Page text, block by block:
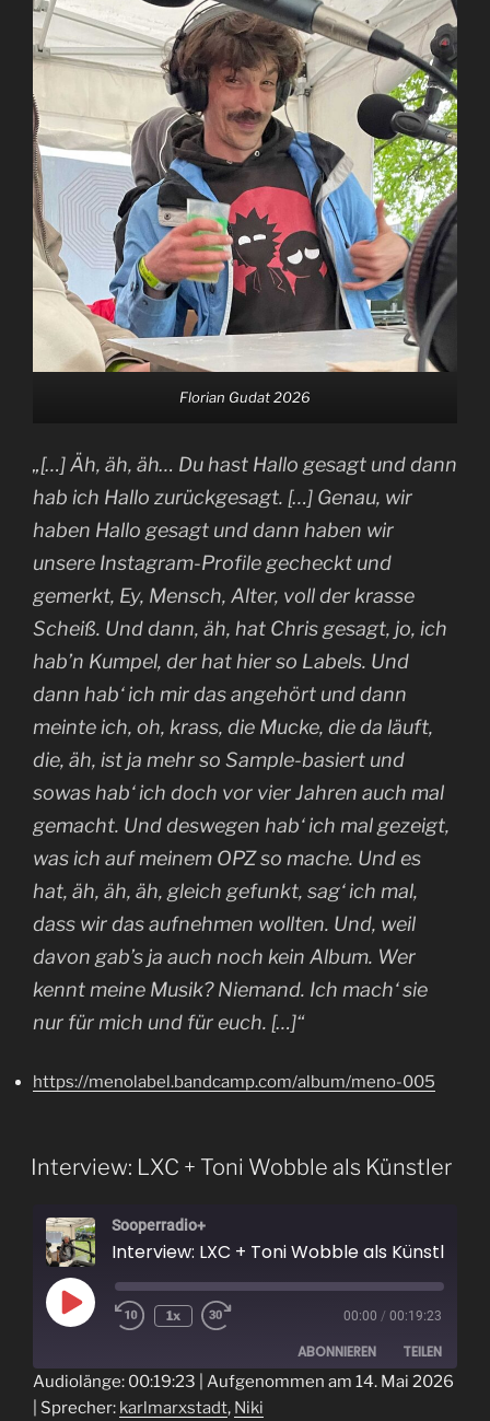
Florian Gudat 2026
„[…] Äh, äh, äh… Du hast Hallo gesagt und dann
hab ich Hallo zurückgesagt. […] Genau, wir
haben Hallo gesagt und dann haben wir
unsere Instagram-Profile gecheckt und
gemerkt, Ey, Mensch, Alter, voll der krasse
Scheiß. Und dann, äh, hat Chris gesagt, jo, ich
hab’n Kumpel, der hat hier so Labels. Und
dann hab‘ ich mir das angehört und dann
meinte ich, oh, krass, die Mucke, die da läuft,
die, äh, ist ja mehr so Sample-basiert und
sowas hab‘ ich doch vor vier Jahren auch mal
gemacht. Und deswegen hab‘ ich mal gezeigt,
was ich auf meinem OPZ so mache. Und es
hat, äh, äh, äh, gleich gefunkt, sag‘ ich mal,
dass wir das aufnehmen wollten. Und, weil
davon gab’s ja auch noch kein Album. Wer
kennt meine Musik? Niemand. Ich mach‘ sie
nur für mich und für euch. […]“
https://menolabel.bandcamp.com/album/meno-005
Interview: LXC + Toni Wobble als Künstler
Sooperradio+
Interview: LXC + Toni Wobble als Künstler
Play
Episode
1x 00:00 / 00:19:23
ABONNIEREN TEILEN
TEILEN
Audiolänge: 00:19:23
Aufgenommen am 14. Mai 2026
| Sprecher: karlmarxstadt, Niki